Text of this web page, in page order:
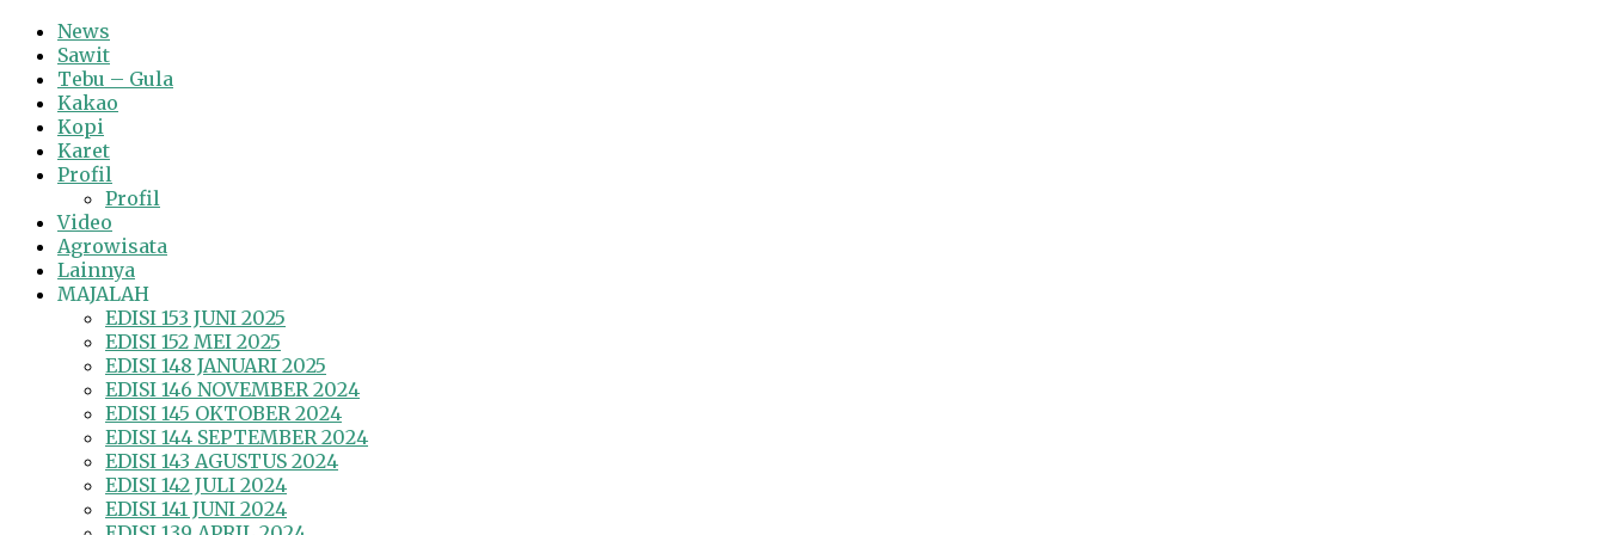
News
Sawit
Tebu – Gula
Kakao
Kopi
Karet
Profil
Profil
Video
Agrowisata
Lainnya
MAJALAH
EDISI 153 JUNI 2025
EDISI 152 MEI 2025
EDISI 148 JANUARI 2025
EDISI 146 NOVEMBER 2024
EDISI 145 OKTOBER 2024
EDISI 144 SEPTEMBER 2024
EDISI 143 AGUSTUS 2024
EDISI 142 JULI 2024
EDISI 141 JUNI 2024